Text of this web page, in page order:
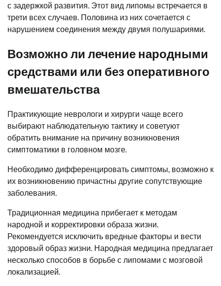
с задержкой развития. Этот вид липомы встречается в
трети всех случаев. Половина из них сочетается с
нарушением соединения между двумя полушариями.
Возможно ли лечение народными
средствами или без оперативного
вмешательства
Практикующие неврологи и хирурги чаще всего
выбирают наблюдательную тактику и советуют
обратить внимание на причину возникновения
симптоматики в головном мозге.
Необходимо дифференцировать симптомы, возможно к
их возникновению причастны другие сопутствующие
заболевания.
Традиционная медицина прибегает к методам
народной и корректировки образа жизни.
Рекомендуется исключить вредные факторы и вести
здоровый образ жизни. Народная медицина предлагает
несколько способов в борьбе с липомами с мозговой
локализацией.